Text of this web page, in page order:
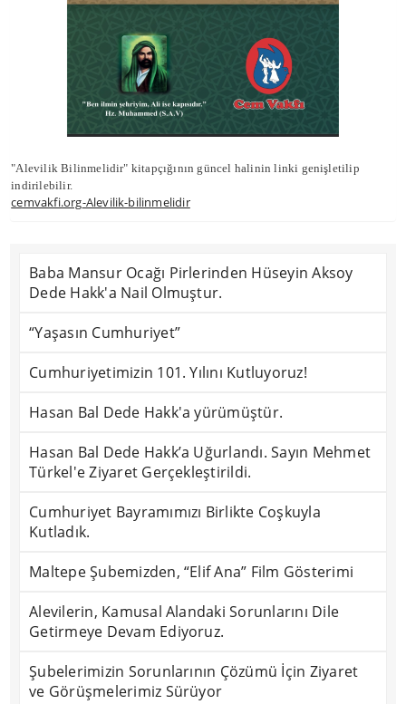
"Alevilik Bilinmelidir" kitapçığının güncel halinin linki genişletilip
indirilebilir.
cemvakfi.org-Alevilik-bilinmelidir
Baba Mansur Ocağı Pirlerinden Hüseyin Aksoy
Dede Hakk'a Nail Olmuştur.
“Yaşasın Cumhuriyet”
Cumhuriyetimizin 101. Yılını Kutluyoruz!
Hasan Bal Dede Hakk'a yürümüştür.
Hasan Bal Dede Hakk’a Uğurlandı. Sayın Mehmet
Türkel'e Ziyaret Gerçekleştirildi.
Cumhuriyet Bayramımızı Birlikte Coşkuyla
Kutladık.
Maltepe Şubemizden, “Elif Ana” Film Gösterimi
Alevilerin, Kamusal Alandaki Sorunlarını Dile
Getirmeye Devam Ediyoruz.
Şubelerimizin Sorunlarının Çözümü İçin Ziyaret
ve Görüşmelerimiz Sürüyor